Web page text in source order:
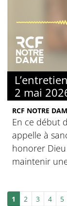
2 mai
RCF NOTRE
En ce début
appelle à
honorer
maintenir
1 2 3 4 5